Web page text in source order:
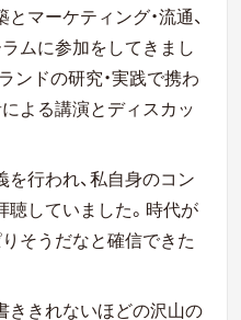
とマーケティング・流通、
ムに参加をしてきまし
ンドの研究・実践で携わ
よる講演とディスカッ
行われ、私自身のコン
していました。時代が
そうだなと確信できた
ききれないほどの沢山の